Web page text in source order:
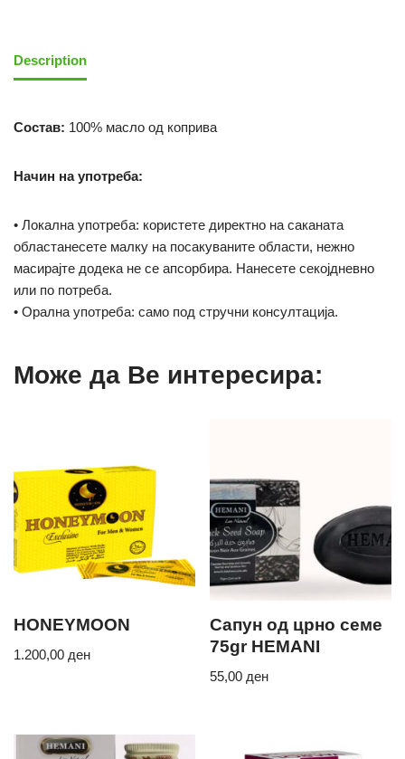
Description
Состав: 100% масло од коприва
Начин на употреба:
• Локална употреба: користете директно на саканата
областанесете малку на посакуваните области, нежно
масирајте додека не се апсорбира. Нанесете секојдневно
или по потреба.
• Орална употреба: само под стручни консултација.
Може да Ве интересира:
HONEYMOON
1.200,00 ден
Сапун од црно семе
75gr HEMANI
55,00 ден